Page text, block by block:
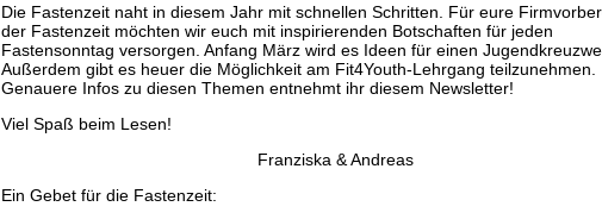
Die Fastenzeit naht in diesem Jahr mit schnellen Schritten. Für eure
der Fastenzeit möchten wir euch mit inspirierenden Botschaften für jeden
Fastensonntag versorgen. Anfang März wird es Ideen für einen
Außerdem gibt es heuer die Möglichkeit am Fit4Youth-Lehrgang teilzunehmen.
Genauere Infos zu diesen Themen entnehmt ihr diesem Newsletter!
Viel Spaß beim Lesen!
Franziska & Andreas
Ein Gebet für die Fastenzeit: